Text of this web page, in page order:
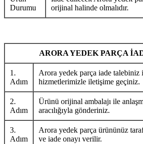
Durumu
orijinal halinde olmalıdır.
ARORA YEDEK PARÇA
1.
Adım
Arora yedek parça iade talebiniz
hizmetlerimizle iletişime geçiniz.
2.
Adım
Ürünü orijinal ambalajı ile
aracılığıyla gönderiniz.
3.
Adım
Arora yedek parça ürününüz
ve iade onayı verilir.